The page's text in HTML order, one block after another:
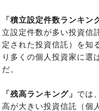
「積立設定件数ランキン
立設定件数が多い投資信
定された投資信託）を知
り多くの個人投資家に選
だ。
「残高ランキング」 では
高が大きい投資信託（個